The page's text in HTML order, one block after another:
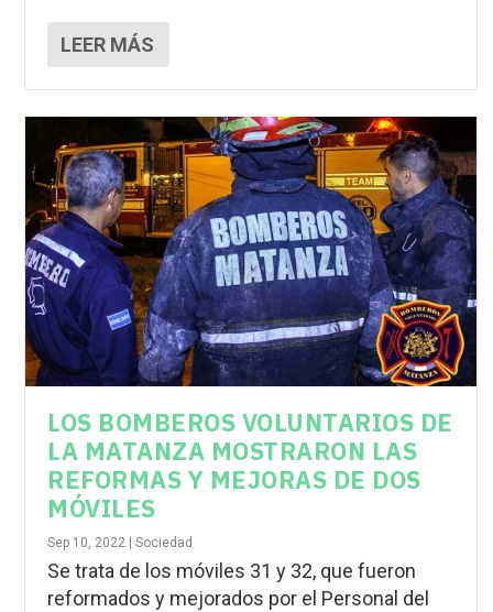
LEER MÁS
LOS BOMBEROS VOLUNTARIOS DE
LA MATANZA MOSTRARON LAS
REFORMAS Y MEJORAS DE DOS
MÓVILES
Sep 10, 2022 |Sociedad
Se trata de los móviles 31 y 32, que fueron
reformados y mejorados por el Personal del